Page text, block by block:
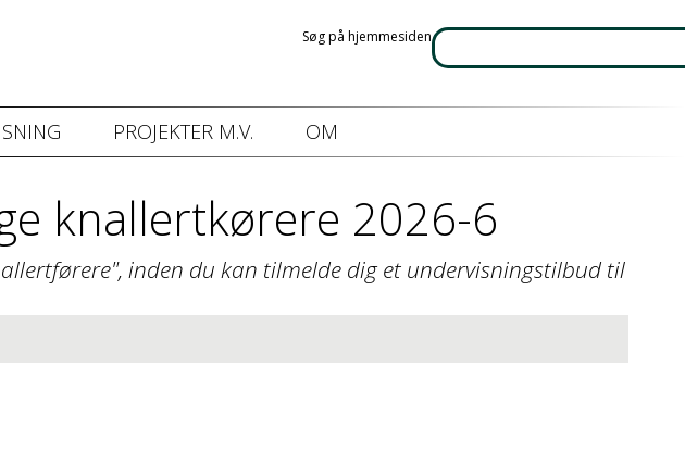
Søg på hjemmesiden
PROJEKTER M.V. OM
knallertkørere 2026-6
inden du kan tilmelde dig et undervisningstilbud til